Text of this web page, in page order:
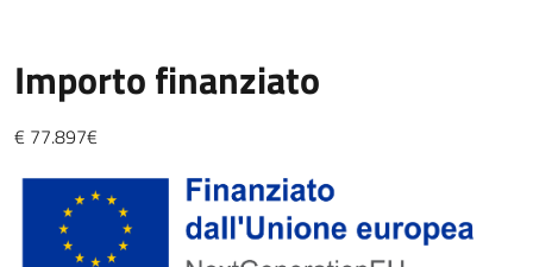
Importo finanziato
€ 77.897€